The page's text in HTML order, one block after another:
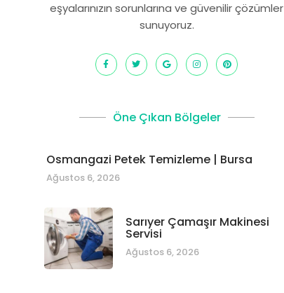
eşyalarınızın sorunlarına ve güvenilir çözümler
sunuyoruz.
Öne Çıkan Bölgeler
Osmangazi Petek Temizleme | Bursa
Ağustos 6, 2026
Sarıyer Çamaşır Makinesi
Servisi
Ağustos 6, 2026